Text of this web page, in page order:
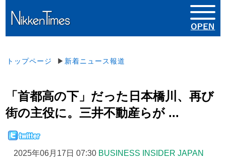
トップページ ▶ 新着ニュース報道
「首都高の下」だった日本橋川、再び
街の主役に。三井不動産らが ...
2025年06月17日 07:30 BUSINESS INSIDER JAPAN